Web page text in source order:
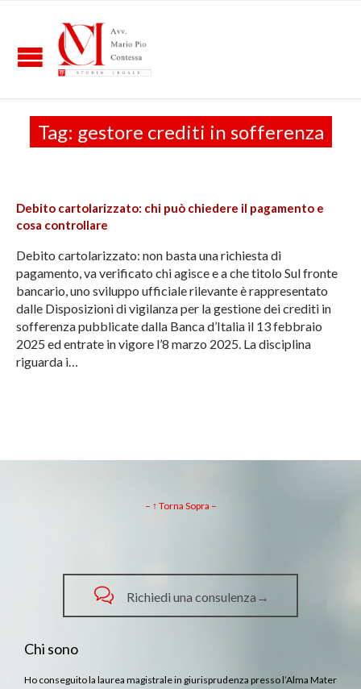
Tag: gestore crediti in sofferenza
Debito cartolarizzato: chi può chiedere il pagamento e
cosa controllare
Debito cartolarizzato: non basta una richiesta di
pagamento, va verificato chi agisce e a che titolo Sul fronte
bancario, uno sviluppo ufficiale rilevante è rappresentato
dalle Disposizioni di vigilanza per la gestione dei crediti in
sofferenza pubblicate dalla Banca d’Italia il 13 febbraio
2025 ed entrate in vigore l’8 marzo 2025. La disciplina
riguarda i…
– ↑ Torna Sopra –
 Richiedi una consulenza→
Chi sono
Ho conseguito la laurea magistrale in giurisprudenza presso l’Alma Mater